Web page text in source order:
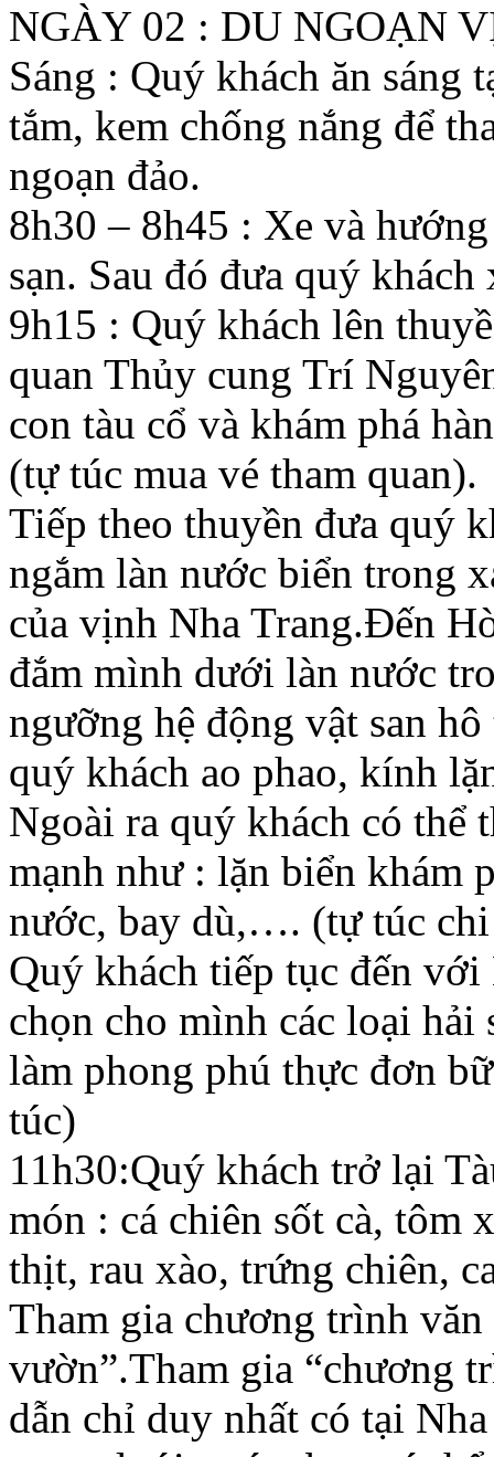
NGÀY 02 : DU NGOẠN
Sáng : Quý khách ăn sáng
tắm, kem chống nắng để
ngoạn đảo.
8h30 – 8h45 : Xe và
sạn. Sau đó đưa quý
9h15 : Quý khách lên
quan Thủy cung Trí
con tàu cổ và khám phá
(tự túc mua vé tham quan).
Tiếp theo thuyền đưa quý
ngắm làn nước biển trong
của vịnh Nha Trang.Đến
đắm mình dưới làn nước
ngưỡng hệ động vật san
quý khách ao phao, kính
Ngoài ra quý khách có thể
mạnh như : lặn biển khám
nước, bay dù,…. (tự túc chi
Quý khách tiếp tục đến
chọn cho mình các loại hải
làm phong phú thực đơn
túc)
11h30:Quý khách trở lại
món : cá chiên sốt cà, tôm
thịt, rau xào, trứng chiên,
Tham gia chương trình
vườn”.Tham gia “chương
dẫn chỉ duy nhất có tại